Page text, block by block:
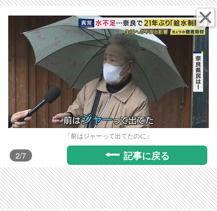
「前はジャーって出てたのに」
2/7 記事に戻る